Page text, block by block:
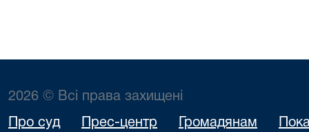
2026 © Всі права захищені
Про суд Прес-центр Громадянам